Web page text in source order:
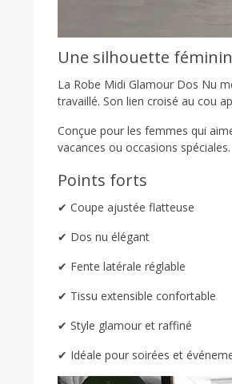
Une silhouette
La Robe Midi Glamour Dos Nu
travaillé. Son lien croisé au cou
Conçue pour les femmes qui
vacances ou occasions spéciales.
Points forts
✔ Coupe ajustée flatteuse
✔ Dos nu élégant
✔ Fente latérale réglable
✔ Tissu extensible confortable
✔ Style glamour et raffiné
✔ Idéale pour soirées et